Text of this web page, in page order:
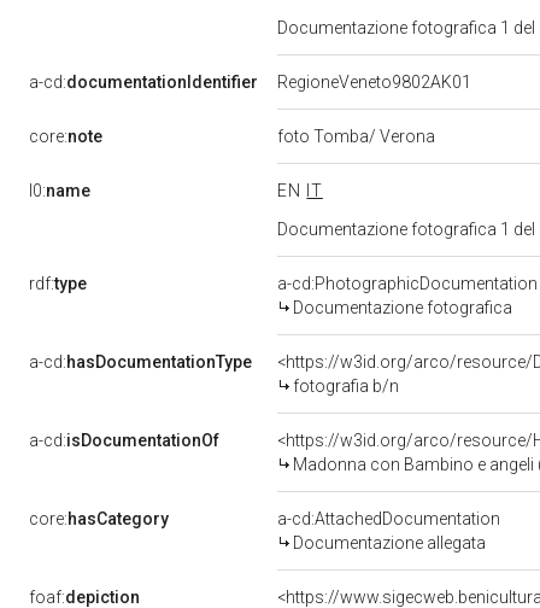
Documentazione fotografica 1
a-cd:documentationIdentifier RegioneVeneto9802AK01
core:note foto Tomba/ Verona
l0:name EN
IT
Documentazione fotografica 1
rdf:type
a-cd:PhotographicDocumentation
Documentazione fotografica
a-cd:hasDocumentationType
<https://w3id.org/arco/resource/
fotografia b/n
a-cd:isDocumentationOf
<https://w3id.org/arco/resource/
Madonna con Bambino e
core:hasCategory
a-cd:AttachedDocumentation
Documentazione allegata
foaf:depiction <https://